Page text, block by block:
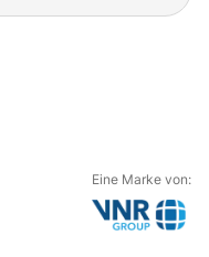
Eine Marke von: